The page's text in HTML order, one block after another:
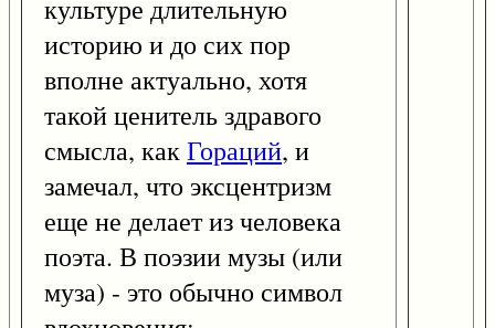
культуре длительную
историю и до сих пор
вполне актуально, хотя
такой ценитель здравого
смысла, какГораций, и
замечал, что эксцентризм
еще не делает из человека
поэта. В поэзии музы (или
муза) - это обычно символ